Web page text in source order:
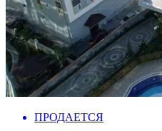
ПРОДАЕТСЯ